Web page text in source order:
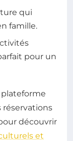
qui
famille.
pour un
plateforme
découvrir
et